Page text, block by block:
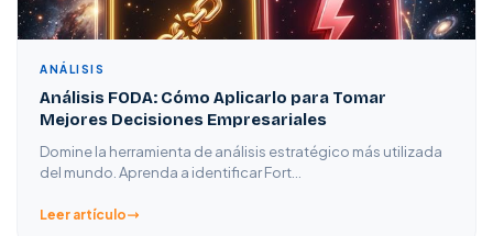
ANÁLISIS
Análisis FODA: Cómo Aplicarlo para Tomar
Mejores Decisiones Empresariales
Domine la herramienta de análisis estratégico más utilizada
del mundo. Aprenda a identificar Fort…
Leer artículo